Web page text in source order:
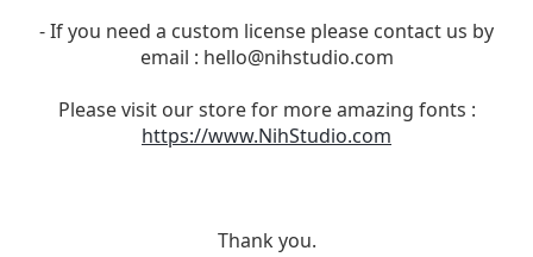
- If you need a custom license please contact us by
email : hello@nihstudio.com
Please visit our store for more amazing fonts :
https://www.NihStudio.com
Thank you.